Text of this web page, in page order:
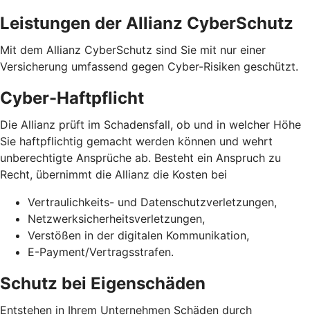
Leistungen der Allianz CyberSchutz
Mit dem Allianz CyberSchutz sind Sie mit nur einer
Versicherung umfassend gegen Cyber-Risiken geschützt.
Cyber-Haftpflicht
Die Allianz prüft im Schadensfall, ob und in welcher Höhe
Sie haftpflichtig gemacht werden können und wehrt
unberechtigte Ansprüche ab. Besteht ein Anspruch zu
Recht, übernimmt die Allianz die Kosten bei
Vertraulichkeits- und Datenschutzverletzungen,
Netzwerksicherheits­verletzungen,
Verstößen in der digitalen Kommunikation,
E-Payment/Vertragsstrafen.
Schutz bei Eigenschäden
Entstehen in Ihrem Unternehmen Schäden durch